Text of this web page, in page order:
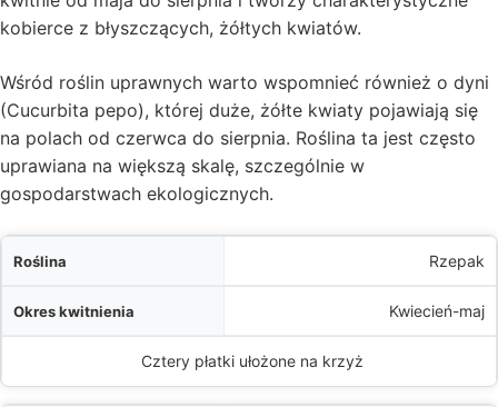
kobierce z błyszczących, żółtych kwiatów.
Wśród roślin uprawnych warto wspomnieć również o dyni
(Cucurbita pepo), której duże, żółte kwiaty pojawiają się
na polach od czerwca do sierpnia. Roślina ta jest często
uprawiana na większą skalę, szczególnie w
gospodarstwach ekologicznych.
Rzepak
Kwiecień-maj
Cztery płatki ułożone na krzyż